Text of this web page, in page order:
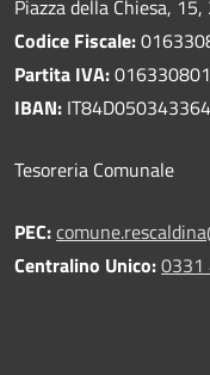
Piazza della Chiesa,
Codice Fiscale:
Partita IVA:
IBAN:
Tesoreria Comunale
PEC:
Centralino Unico:0331